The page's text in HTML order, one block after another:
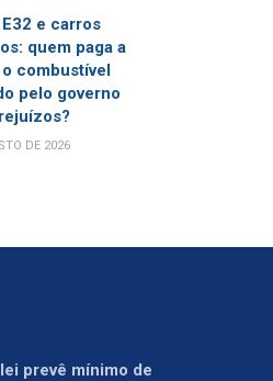
e carros
quem paga a
combustível
pelo governo
DE 2026
prevê mínimo de